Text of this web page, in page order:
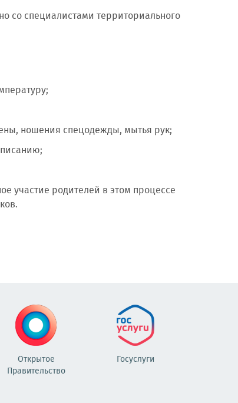
со специалистами территориального
ношения спецодежды, мытья рук;
участие родителей в этом процессе
Открытое
Правительство
Госуслуги